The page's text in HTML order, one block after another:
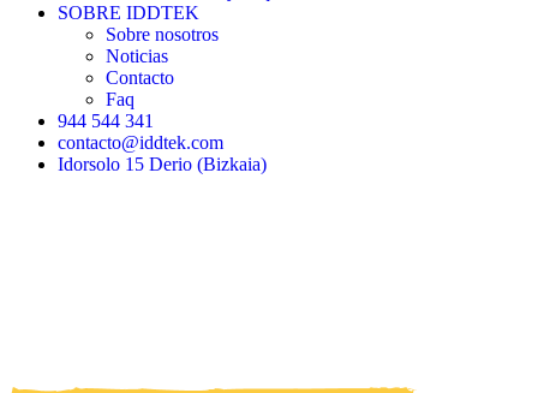
SOBRE IDDTEK
Sobre nosotros
Noticias
Contacto
Faq
944 544 341
contacto@iddtek.com
Idorsolo 15 Derio (Bizkaia)